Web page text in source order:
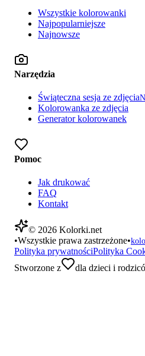
Wszystkie kolorowanki
Najpopularniejsze
Najnowsze
Narzędzia
Świąteczna sesja ze zdjęcia
Kolorowanka ze zdjęcia
Generator kolorowanek
Pomoc
Jak drukować
FAQ
Kontakt
© 2026 Kolorki.net
•Wszystkie prawa zastrzeżone•
Polityka prywatnościPolityka
Stworzone z
dla dzieci i